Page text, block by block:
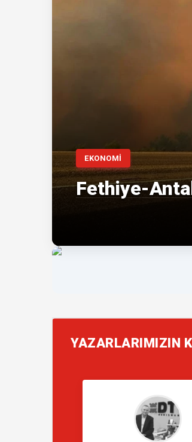
EKONOMİ
Fethiye-
YAZARLARIMIZIN